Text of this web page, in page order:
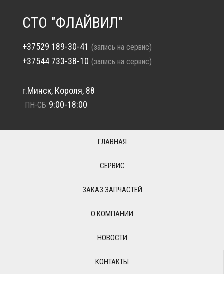
СТО "ФЛАЙВИЛ"
+37529 189-30-41 (запись на сервис)
+37544 733-38-10 (запись на сервис)
г.Минск, Короля, 88
ПН-СБ 9:00-18:00
ГЛАВНАЯ
СЕРВИС
ЗАКАЗ ЗАПЧАСТЕЙ
О КОМПАНИИ
НОВОСТИ
КОНТАКТЫ